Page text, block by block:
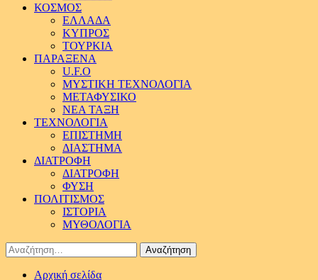
ΚΟΣΜΟΣ
ΕΛΛΑΔΑ
ΚΥΠΡΟΣ
ΤΟΥΡΚΙΑ
ΠΑΡΑΞΕΝΑ
U.F.O
ΜΥΣΤΙΚΗ ΤΕΧΝΟΛΟΓΙΑ
ΜΕΤΑΦΥΣΙΚΟ
ΝΕΑ ΤΑΞΗ
ΤΕΧΝΟΛΟΓΙΑ
ΕΠΙΣΤΗΜΗ
ΔΙΑΣΤΗΜΑ
ΔΙΑΤΡΟΦΗ
ΔΙΑΤΡΟΦΗ
ΦΥΣΗ
ΠΟΛΙΤΙΣΜΟΣ
ΙΣΤΟΡΙΑ
ΜΥΘΟΛΟΓΙΑ
Αναζήτηση
για:
Αρχική σελίδα